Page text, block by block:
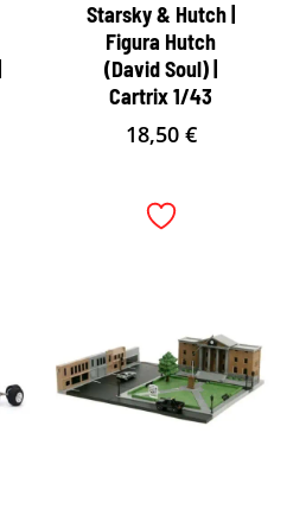
Starsky & Hutch |
Figura Hutch
(David Soul) |
Cartrix 1/43
18,50 €